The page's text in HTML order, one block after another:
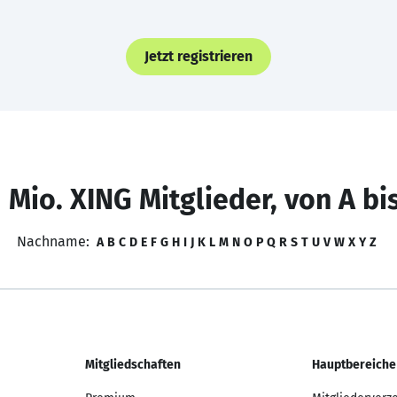
Jetzt registrieren
Mio. XING Mitglieder, von A
Nachname: A B C D E F G H I J K L M N O P Q R S T U V W X Y Z
Mitgliedschaften Hauptbereiche